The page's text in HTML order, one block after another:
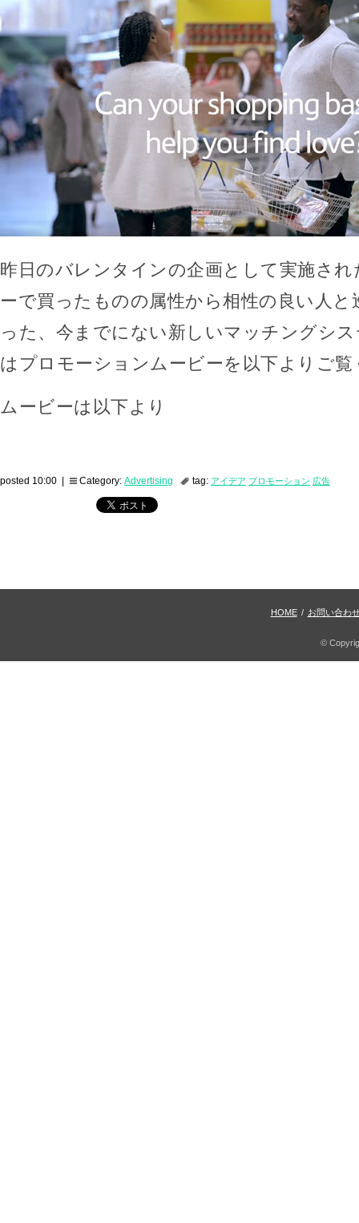
昨日のバレンタインの企画として実施さ
ーで買ったものの属性から相性の良い人
った、今までにない新しいマッチングシ
はプロモーションムービーを以下よりご
ムービーは以下より
posted 10:00 | Category: Advertising tag: アイデア プロモーション 広告
HOME / お問い合わ
©